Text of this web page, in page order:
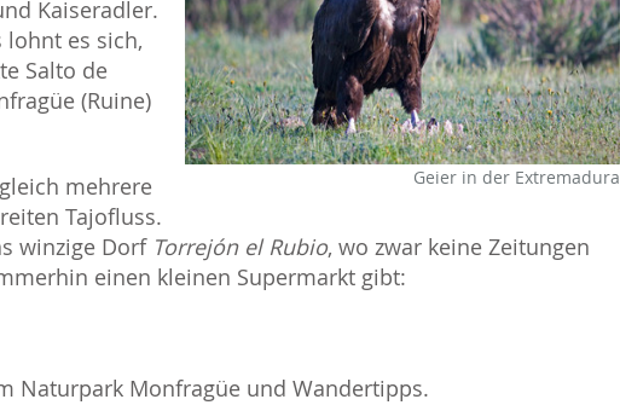
Geier in der Extremadura
Kaiseradler.
lohnt es sich,
Salto de
(Ruine)
mehrere
Tajofluss.
winzige Dorf Torrejón el Rubio, wo zwar keine Zeitungen
einen kleinen Supermarkt gibt:
Naturpark Monfragüe und Wandertipps.